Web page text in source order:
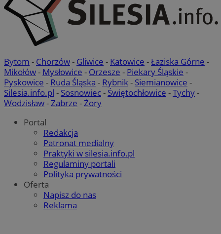
Bytom - Chorzów- Gliwice - Katowice -Łaziska Górne -
Mikołów- Mysłowice - Orzesze - Piekary Śląskie -
Pyskowice - Ruda Śląska - Rybnik- Siemianowice -
Silesia.info.pl - Sosnowiec- Świętochłowice -Tychy-
Wodzisław-Zabrze -Żory
Portal
Redakcja
Patronat medialny
Praktyki w silesia.info.pl
Regulaminy portali
Polityka prywatności
Oferta
Napisz do nas
Reklama